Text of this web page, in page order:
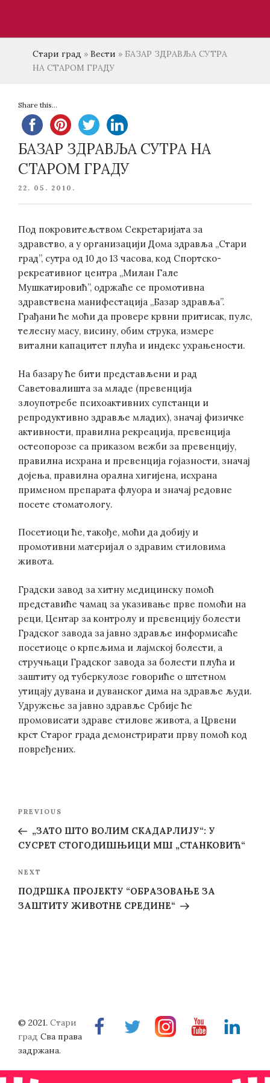
Стари град » Вести » БАЗАР ЗДРАВЉА СУТРА
НА СТАРОМ ГРАДУ
Share this...
БАЗАР ЗДРАВЉА СУТРА НА
СТАРОМ ГРАДУ
POSTED
22. 05. 2010.
Под покровитељством Секретаријата за
здравство, а у организацији Дома здравља „Стари
град”, сутра од 10 до 13 часова, код Спортско-
рекреативног центра „Милан Гале
Мушкатировић”, одржаће се промотивна
здравствена манифестација „Базар здравља”.
Грађани ће моћи да провере крвни притисак, пулс,
телесну масу, висину, обим струка, измере
витални капацитет плућа и индекс ухрањености.
На базару ће бити представљени и рад
Саветовалишта за младе (превенција
злоупотребе психоактивних супстанци и
репродуктивно здравље младих), значај физичке
активности, правилна рекреација, превенција
остеопорозе са приказом вежби за превенцију,
правилна исхрана и превенција гојазности, значај
дојења, правилна орална хигијена, исхрана
применом препарата флуора и значај редовне
посете стоматологу.
Посетиоци ће, такође, моћи да добију и
промотивни материјал о здравим стиловима
живота.
Градски завод за хитну медицинску помоћ
представиће чамац за указивање прве помоћи на
реци, Центар за контролу и превенцију болести
Градског завода за јавно здравље информисаће
посетиоце о крпељима и лајмској болести, а
стручњаци Градског завода за болести плућа и
заштиту од туберкулозе говориће о штетном
утицају дувана и дуванског дима на здравље људи.
Удружење за јавно здравље Србије ће
промовисати здраве стилове живота, а Црвени
крст Старог града демонстрирати прву помоћ код
повређених.
Post
Previous
Post
PREVIOUS
„ЗАТО ШТО ВОЛИМ СКАДАРЛИЈУ“: У
СУСРЕТ СТОГОДИШЊИЦИ МШ „СТАНКОВИЋ“
Next
Post
NEXT
ПОДРШКА ПРОЈЕКТУ “ОБРАЗОВАЊЕ ЗА
ЗАШТИТУ ЖИВОТНЕ СРЕДИНЕ“
FacebookTwitterInstragramYoutubeLinkedin
© 2021. Стари
град Сва права
задржана.